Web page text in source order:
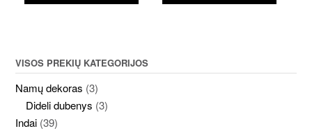
VISOS PREKIŲ KATEGORIJOS
Namų dekoras (3)
Dideli dubenys (3)
Indai (39)